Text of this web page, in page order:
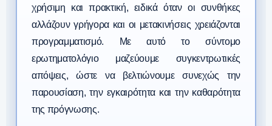
χρήσιμη και πρακτική, ειδικά όταν οι συνθήκες
αλλάζουν γρήγορα και οι μετακινήσεις χρειάζονται
προγραμματισμό. Με αυτό το σύντομο
ερωτηματολόγιο μαζεύουμε συγκεντρωτικές
απόψεις, ώστε να βελτιώνουμε συνεχώς την
παρουσίαση, την εγκαιρότητα και την καθαρότητα
της πρόγνωσης.